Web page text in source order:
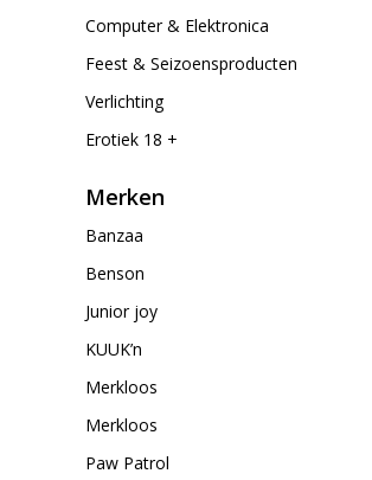
Computer & Elektronica
Feest & Seizoensproducten
Verlichting
Erotiek 18 +
Merken
Banzaa
Benson
Junior joy
KUUK’n
Merkloos
Merkloos
Paw Patrol